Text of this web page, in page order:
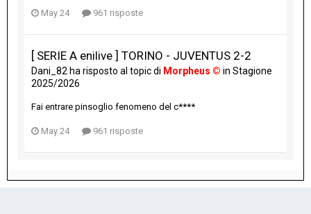
May 24 961 risposte
[ SERIE A enilive ] TORINO - JUVENTUS 2-2
Dani_82 ha risposto al topic di Morpheus © in Stagione
2025/2026
Fai entrare pinsoglio fenomeno del c****
May 24 961 risposte